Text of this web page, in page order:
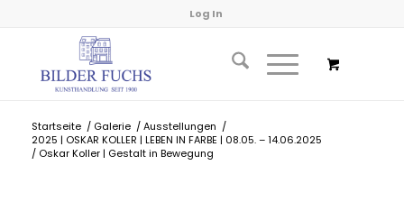
Log In
Startseite / Galerie / Ausstellungen /
2025 | OSKAR KOLLER | LEBEN IN FARBE | 08.05. – 14.06.2025
/ Oskar Koller | Gestalt in Bewegung